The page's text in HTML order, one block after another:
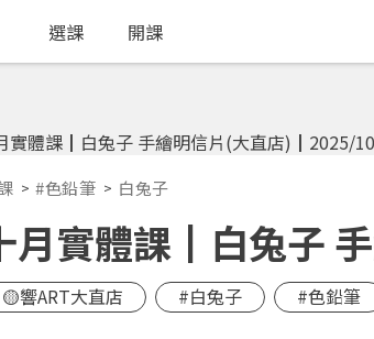
選課 開課
#色鉛筆 白兔子
月實體課┃白兔子
🟡響ART大直店 #白兔子 #色鉛筆